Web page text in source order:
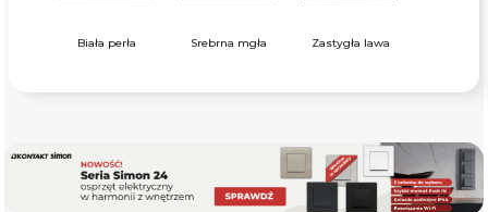
Biała perła Srebrna mgła Zastygła lawa